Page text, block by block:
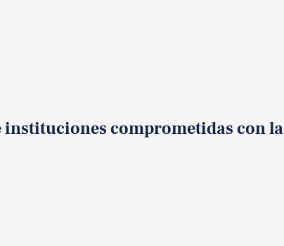
instituciones comprometidas con la